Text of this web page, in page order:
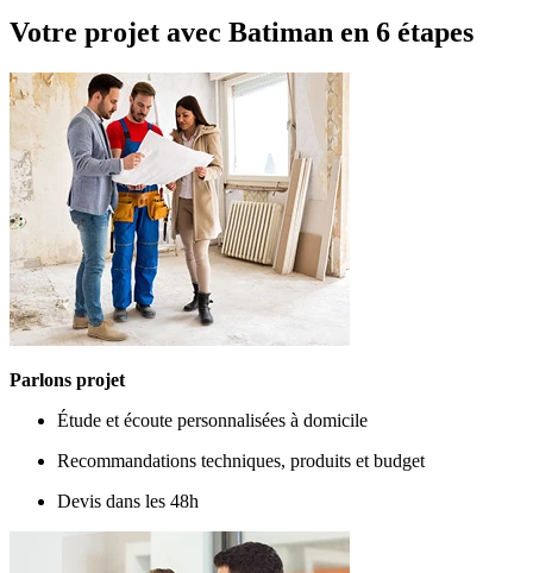
Votre projet avec Batiman en 6 étapes
Parlons projet
Étude et écoute personnalisées à domicile
Recommandations techniques, produits et budget
Devis dans les 48h